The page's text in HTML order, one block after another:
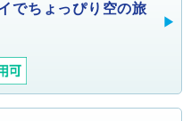
でちょっぴり空の旅